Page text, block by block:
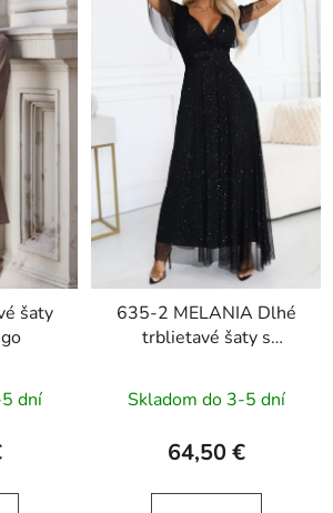
šaty
dní
635-2 MELANIA Dlhé
trblietavé šaty s
rukávmi - čierne
Skladom do 3-5 dní
64,50 €